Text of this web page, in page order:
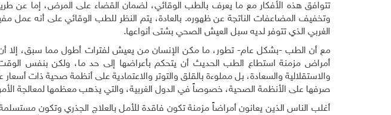
تتوافق هذه الأفكار مع ما يعرف بالطب الوقائي، لضمان القضاء على المرض، إما
وتخفيف المضاعفات الناتجة عن ظهوره. بالعادة، يتم النظر للطب الوقائي على أنه
الغربي الذي تتوفر لديه سبل العيش الصحي بشتى أنواعها.
مع أن الطب -بشكل عام- تطور، ما مكن الإنسان من يعيش لفترات أطول مما سبق، إلا
أمراض مزمنة استطاع الطب الحديث أن يتحكم بأعراضها إلى حد ما، ولكن بنفس الوقت
والاستقلالية والسعادة، بل مملوءة بالقلق والتوتر والاعتمادية على أنظمة صحية ذات أسعار
صرفها على الأنظمة الصحية، خصوصاً في الدول الغربية، والتي يذهب معظمها لمعالجة
أغلب الناس الذين يعانون أمراضاً مزمنة تكون فاقدة للأمل بالعلاج الجذري وتكون